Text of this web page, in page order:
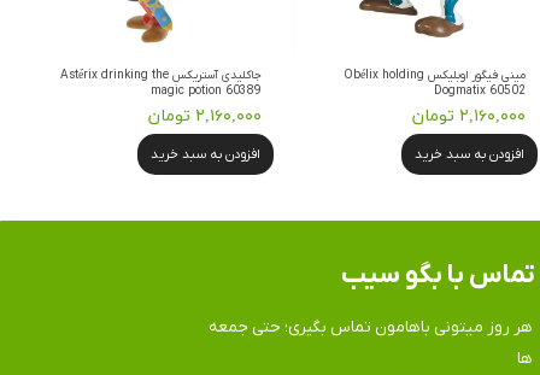
مینی فیگور اوبلیکس Obélix holding
Dogmatix 60502
۲,۱۶۰,۰۰۰ تومان
افزودن به سبد خرید
جاکلیدی آستریکس Astérix drinking the
magic potion 60389
۲,۱۶۰,۰۰۰ تومان
افزودن به سبد خرید
هر روز میتونی باهامون تماس بگیری؛ حتی جمعه
ها
تماس​​​​​​​ با بگو سیب